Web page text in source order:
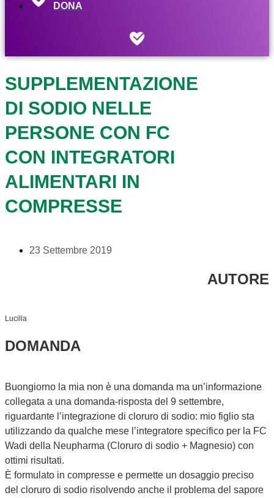
DONA
SUPPLEMENTAZIONE
DI SODIO NELLE
PERSONE CON FC
CON INTEGRATORI
ALIMENTARI IN
COMPRESSE
23 Settembre 2019
AUTORE
Lucilla
DOMANDA
Buongiorno la mia non è una domanda ma un’informazione
collegata a una domanda-risposta del 9 settembre,
riguardante l’integrazione di cloruro di sodio: mio figlio sta
utilizzando da qualche mese l’integratore specifico per la FC
Wadi della Neupharma (Cloruro di sodio + Magnesio) con
ottimi risultati.
È formulato in compresse e permette un dosaggio preciso
del cloruro di sodio risolvendo anche il problema del sapore